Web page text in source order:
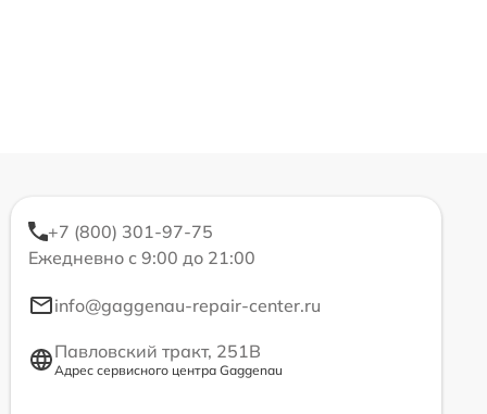
+7 (800) 301-97-75
Ежедневно с 9:00 до 21:00
info@gaggenau-repair-center.ru
Павловский тракт, 251В
Адрес сервисного центра Gaggenau